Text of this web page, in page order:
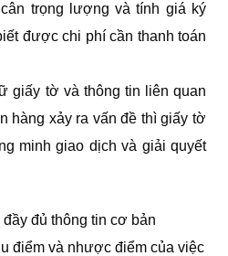
trọng lượng và tính giá ký
được chi phí cần thanh toán
giấy tờ và thông tin liên quan
hàng xảy ra vấn đề thì giấy tờ
minh giao dịch và giải quyết
đủ thông tin cơ bản
điểm và nhược điểm của việc